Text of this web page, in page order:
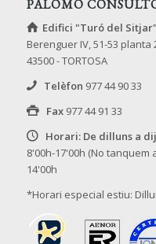
PALOMO
Edifici "Turó del Sitjar"
Berenguer IV, 51-53 planta
43500 - TORTOSA
Telèfon 977 44 90 33
Fax 977 44 91 33
Horari: De dilluns a
8'00h-17'00h (No tanquem
14'00h
*Horari especial estiu: